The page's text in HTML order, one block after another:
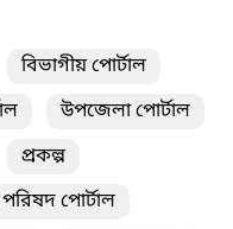
বিভাগীয় পোর্টাল
উপজেলা পোর্টাল
প্রকল্প
পোর্টাল